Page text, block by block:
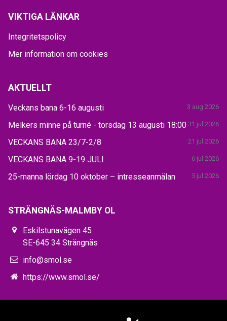
VIKTIGA LÄNKAR
Integritetspolicy
Mer information om cookies
AKTUELLT
Veckans bana 6-16 augusti 3 aug 2026
Melkers minne på turné - torsdag 13 augusti 18:00 31 jul 2026
VECKANS BANA 23/7-2/8 21 jul 2026
VECKANS BANA 9-19 JULI 6 jul 2026
25-manna lördag 10 oktober – intresseanmälan 5 jul 2026
STRÄNGNÄS-MALMBY OL
Eskilstunavägen 45
SE-645 34 Strängnäs
info@smol.se
https://www.smol.se/